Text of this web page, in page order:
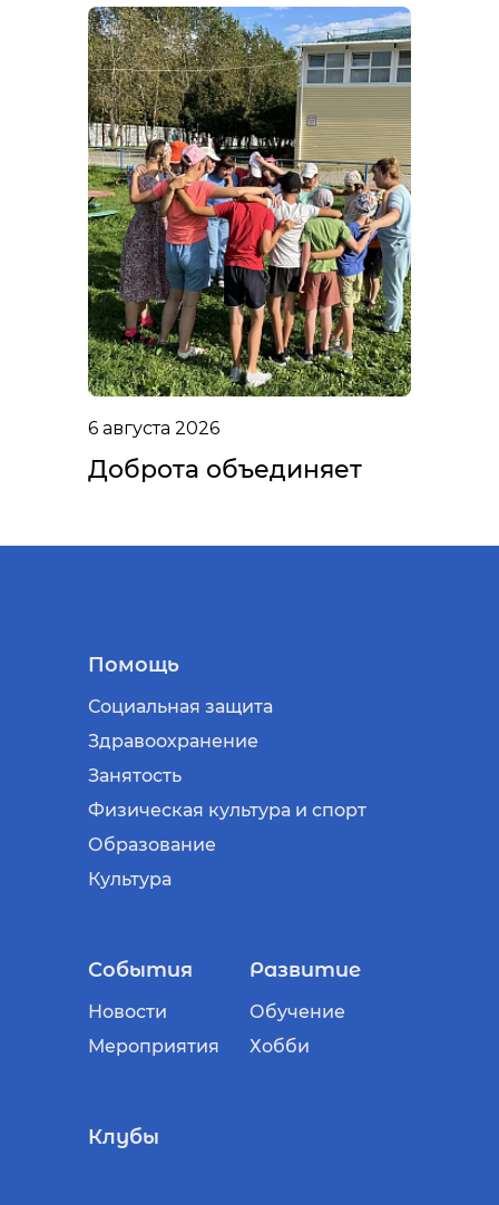
6 августа 2026
Доброта объединяет
Помощь
Социальная защита
Здравоохранение
Занятость
Физическая культура и спорт
Образование
Культура
События
Новости
Мероприятия
Развитие
Обучение
Хобби
Клубы